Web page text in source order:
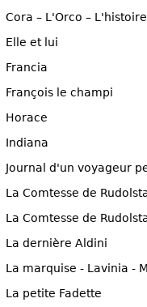
Cora – L'Orco –
Elle et lui
Francia
François le champi
Horace
Indiana
Journal d'un voyageur
La Comtesse de
La Comtesse de
La dernière Aldini
La marquise - Lavinia -
La petite Fadette